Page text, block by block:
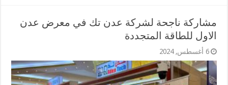
مشاركة ناجحة لشركة عدن تك في معرض عدن
الاول للطاقة المتجددة
6 أغسطس, 2024